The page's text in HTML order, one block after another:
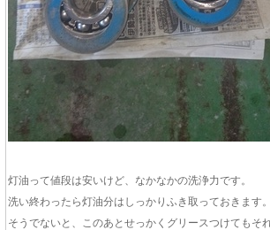
灯油って値段は安いけど、なかなかの洗浄力です。
洗い終わったら灯油分はしっかりふき取っておきます。
そうでないと、このあとせっかくグリースつけてもそ